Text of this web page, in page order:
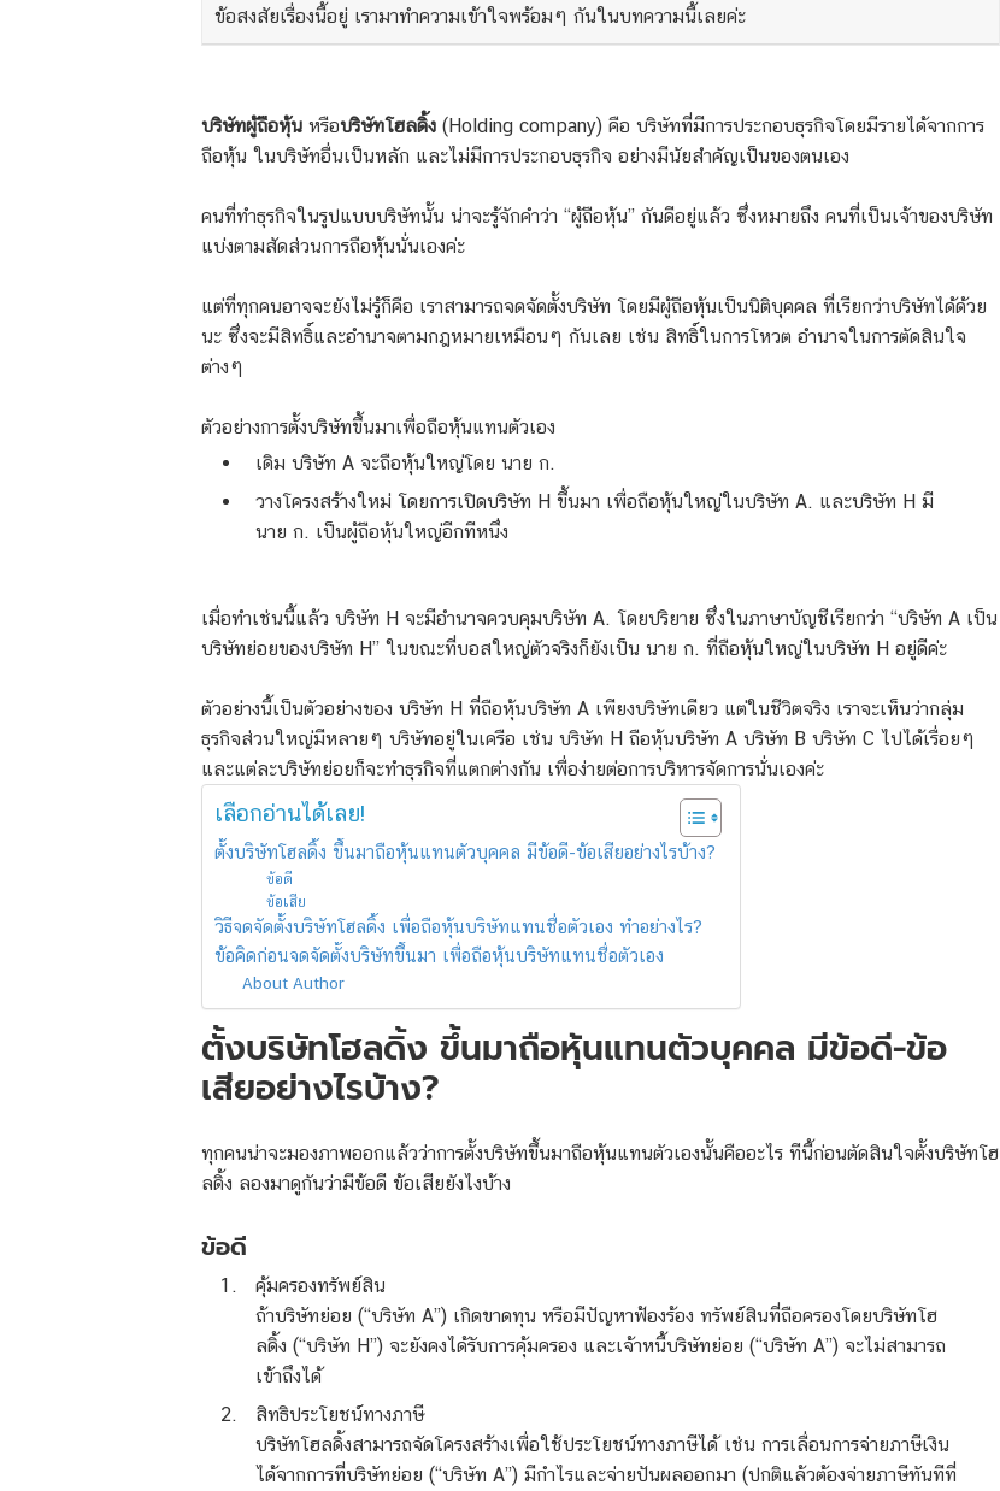
ข้อสงสัยเรื่องนี้อยู่ เรามาทำความเข้าใจพร้อมๆ กันในบทความนี้เลยค่ะ
บริษัทผู้ถือหุ้น หรือบริษัทโฮลดิ้ง (Holding company) คือ บริษัทที่มีการประกอบธุรกิจโดยมีรายได้จากการ
ถือหุ้น ในบริษัทอื่นเป็นหลัก และไม่มีการประกอบธุรกิจ อย่างมีนัยสำคัญเป็นของตนเอง
คนที่ทำธุรกิจในรูปแบบบริษัทนั้น น่าจะรู้จักคำว่า “ผู้ถือหุ้น” กันดีอยู่แล้ว ซึ่งหมายถึง คนที่เป็นเจ้าของบริษัท
แบ่งตามสัดส่วนการถือหุ้นนั่นเองค่ะ
แต่ที่ทุกคนอาจจะยังไม่รู้ก็คือ เราสามารถจดจัดตั้งบริษัท โดยมีผู้ถือหุ้นเป็นนิติบุคคล ที่เรียกว่าบริษัทได้ด้วย
นะ ซึ่งจะมีสิทธิ์และอำนาจตามกฎหมายเหมือนๆ กันเลย เช่น สิทธิ์ในการโหวต อำนาจในการตัดสินใจ
ต่างๆ
ตัวอย่างการตั้งบริษัทขึ้นมาเพื่อถือหุ้นแทนตัวเอง
เดิม บริษัท A จะถือหุ้นใหญ่โดย นาย ก.
วางโครงสร้างใหม่ โดยการเปิดบริษัท H ขึ้นมา เพื่อถือหุ้นใหญ่ในบริษัท A. และบริษัท H มี
นาย ก. เป็นผู้ถือหุ้นใหญ่อีกทีหนึ่ง
เมื่อทำเช่นนี้แล้ว บริษัท H จะมีอำนาจควบคุมบริษัท A. โดยปริยาย ซึ่งในภาษาบัญชีเรียกว่า “บริษัท A เป็น
บริษัทย่อยของบริษัท H” ในขณะที่บอสใหญ่ตัวจริงก็ยังเป็น นาย ก. ที่ถือหุ้นใหญ่ในบริษัท H อยู่ดีค่ะ
ตัวอย่างนี้เป็นตัวอย่างของ บริษัท H ที่ถือหุ้นบริษัท A เพียงบริษัทเดียว แต่ในชีวิตจริง เราจะเห็นว่ากลุ่ม
ธุรกิจส่วนใหญ่มีหลายๆ บริษัทอยู่ในเครือ เช่น บริษัท H ถือหุ้นบริษัท A บริษัท B บริษัท C ไปได้เรื่อยๆ
และแต่ละบริษัทย่อยก็จะทำธุรกิจที่แตกต่างกัน เพื่อง่ายต่อการบริหารจัดการนั่นเองค่ะ
เลือกอ่านได้เลย!
ตั้งบริษัทโฮลดิ้ง ขึ้นมาถือหุ้นแทนตัวบุคคล มีข้อดี-ข้อเสียอย่างไรบ้าง?
ข้อดี
ข้อเสีย
วิธีจดจัดตั้งบริษัทโฮลดิ้ง เพื่อถือหุ้นบริษัทแทนชื่อตัวเอง ทำอย่างไร?
ข้อคิดก่อนจดจัดตั้งบริษัทขึ้นมา เพื่อถือหุ้นบริษัทแทนชื่อตัวเอง
About Author
ตั้งบริษัทโฮลดิ้ง ขึ้นมาถือหุ้นแทนตัวบุคคล มีข้อดี-ข้อ
เสียอย่างไรบ้าง?
ทุกคนน่าจะมองภาพออกแล้วว่าการตั้งบริษัทขึ้นมาถือหุ้นแทนตัวเองนั้นคืออะไร ทีนี้ก่อนตัดสินใจตั้งบริษัทโฮ
ลดิ้ง ลองมาดูกันว่ามีข้อดี ข้อเสียยังไงบ้าง
ข้อดี
คุ้มครองทรัพย์สิน
ถ้าบริษัทย่อย (“บริษัท A”) เกิดขาดทุน หรือมีปัญหาฟ้องร้อง ทรัพย์สินที่ถือครองโดยบริษัทโฮ
ลดิ้ง (“บริษัท H”) จะยังคงได้รับการคุ้มครอง และเจ้าหนี้บริษัทย่อย (“บริษัท A”) จะไม่สามารถ
เข้าถึงได้
สิทธิประโยชน์ทางภาษี
บริษัทโฮลดิ้งสามารถจัดโครงสร้างเพื่อใช้ประโยชน์ทางภาษีได้ เช่น การเลื่อนการจ่ายภาษีเงิน
ได้จากการที่บริษัทย่อย (“บริษัท A”) มีกำไรและจ่ายปันผลออกมา (ปกติแล้วต้องจ่ายภาษีทันทีที่